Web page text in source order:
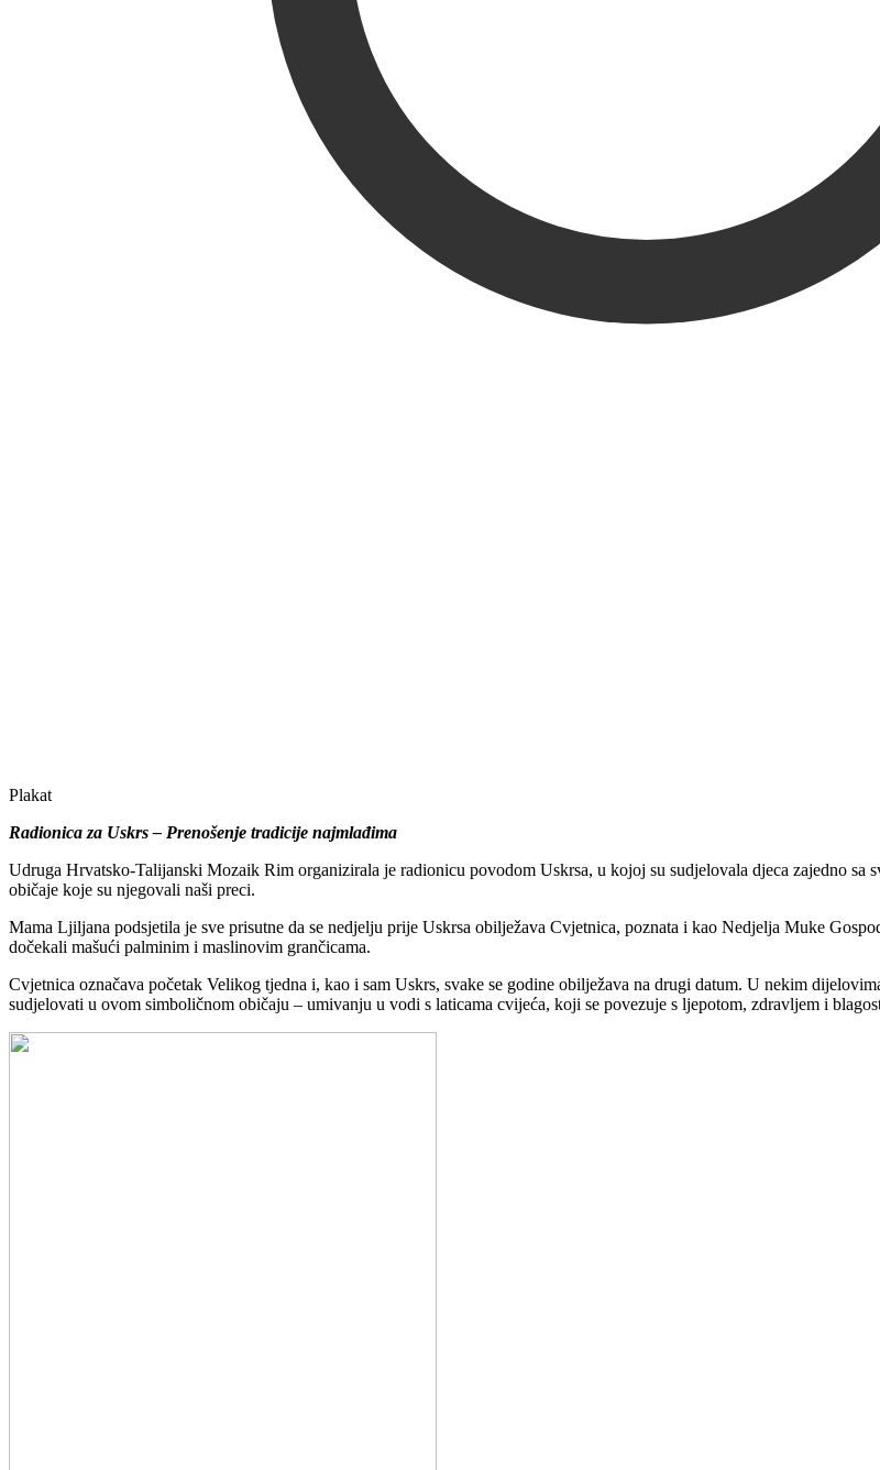
Plakat
Radionica za Uskrs – Prenošenje tradicije najmlađima
Udruga Hrvatsko-Talijanski Mozaik Rim organizirala je radionicu povodom Uskrsa, u kojoj su sudjelovala djeca zajedno
običaje koje su njegovali naši preci.
Mama Ljiljana podsjetila je sve prisutne da se nedjelju prije Uskrsa obilježava Cvjetnica, poznata i kao Nedjelja Muke
dočekali mašući palminim i maslinovim grančicama.
Cvjetnica označava početak Velikog tjedna i, kao i sam Uskrs, svake se godine obilježava na drugi datum. U nekim
sudjelovati u ovom simboličnom običaju – umivanju u vodi s laticama cvijeća, koji se povezuje s ljepotom, zdravljem i